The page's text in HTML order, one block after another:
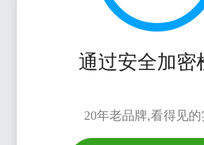
通过安全加密
20年老品牌,看得见的